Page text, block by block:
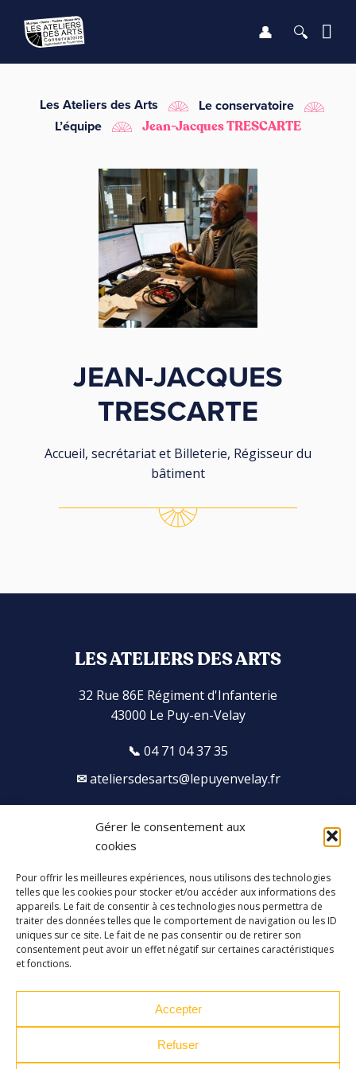
Gérer le consentement aux
cookies
Pour offrir les meilleures expériences, nous utilisons des technologies
telles que les cookies pour stocker et/ou accéder aux informations des
appareils. Le fait de consentir à ces technologies nous permettra de
traiter des données telles que le comportement de navigation ou les ID
uniques sur ce site. Le fait de ne pas consentir ou de retirer son
consentement peut avoir un effet négatif sur certaines caractéristiques
et fonctions.
Accepter
Refuser
LE CONSERVATOIRE
LES ENSEIGNEMENTS
INFOS PRATIQUES
Se
Les Ateliers des Arts
Le conservatoire
L’équipe
Jean-Jacques TRESCARTE
JEAN-JACQUES
TRESCARTE
Accueil, secrétariat et Billeterie, Régisseur du
bâtiment
LES ATELIERS DES ARTS
32 Rue 86E Régiment d'Infanterie
43000 Le Puy-en-Velay
04 71 04 37 35
ateliersdesarts@lepuyenvelay.fr
S'inscrire à la newsletter